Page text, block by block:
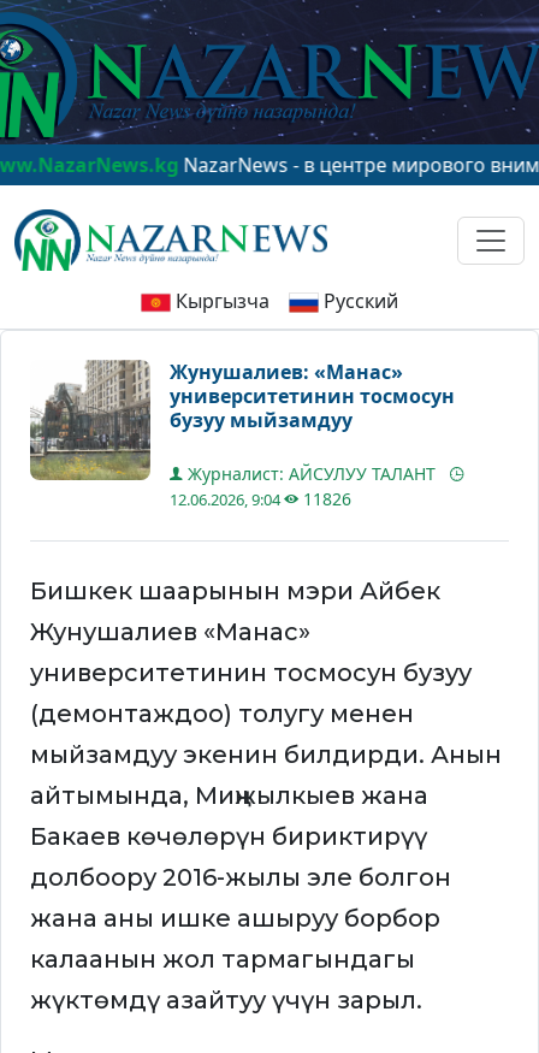
NazarNews - в центре мирового внимания!
Кыргызча Русский
Жунушалиев: «Манас»
университетинин тосмосун
бузуу мыйзамдуу
Журналист: АЙСУЛУУ ТАЛАНТ
12.06.2026, 9:04 11826
Бишкек шаарынын мэри Айбек
Жунушалиев «Манас»
университетинин тосмосун бузуу
(демонтаждоо) толугу менен
мыйзамдуу экенин билдирди. Анын
айтымында, Миңжылкыев жана
Бакаев көчөлөрүн бириктирүү
долбоору 2016-жылы эле болгон
жана аны ишке ашыруу борбор
калаанын жол тармагындагы
жүктөмдү азайтуу үчүн зарыл.